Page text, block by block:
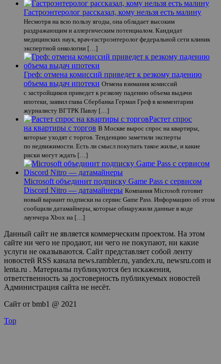
Гастроэнтеролог рассказал, кому нельзя есть малину
Несмотря на всю пользу ягоды, она обладает высоким
раздражающим и аллергическим потенциалом. Кандидат
медицинских наук, врач-гастроэнтеролог федеральной сети клиник
экспертной онкологии […]
Греф: отмена комиссий приведет к резкому падению
объема выдач ипотеки Отмена взимания комиссий
с застройщиков приведет к резкому падению объема выдачи
ипотеки, заявил глава Сбербанка Герман Греф в комментарии
журналисту ВГТРК Павлу […]
Растет спрос
на квартиры с торгов В Москве вырос спрос на квартиры,
которые уходят с торгов. Тенденцию заметили эксперты
по недвижимости. Есть ли смысл покупать такое жилье, и какие
риски могут ждать […]
Microsoft объединит подписку Game Pass с сервисом
Discord Nitro — датамайнеры Компания Microsoft готовит
новый вариант подписки на сервис Game Pass. Информацию об этом
сообщили датамайнеры, которые обнаружили данные в коде
лаунчера Xbox на […]
Данный сайт не является коммерческим проектом. На этом
сайте ни чего не продают, ни чего не покупают, ни какие
услуги не оказываются. Сайт представляет собой ленту
новостей RSS канала news.rambler.ru, yandex.ru, newsru.com и
lenta.ru . Материалы публикуются без искажения,
ответственность за достоверность публикуемых новостей
Администрация сайта не несёт.
Сайт от bmb1 @ 2021
Top